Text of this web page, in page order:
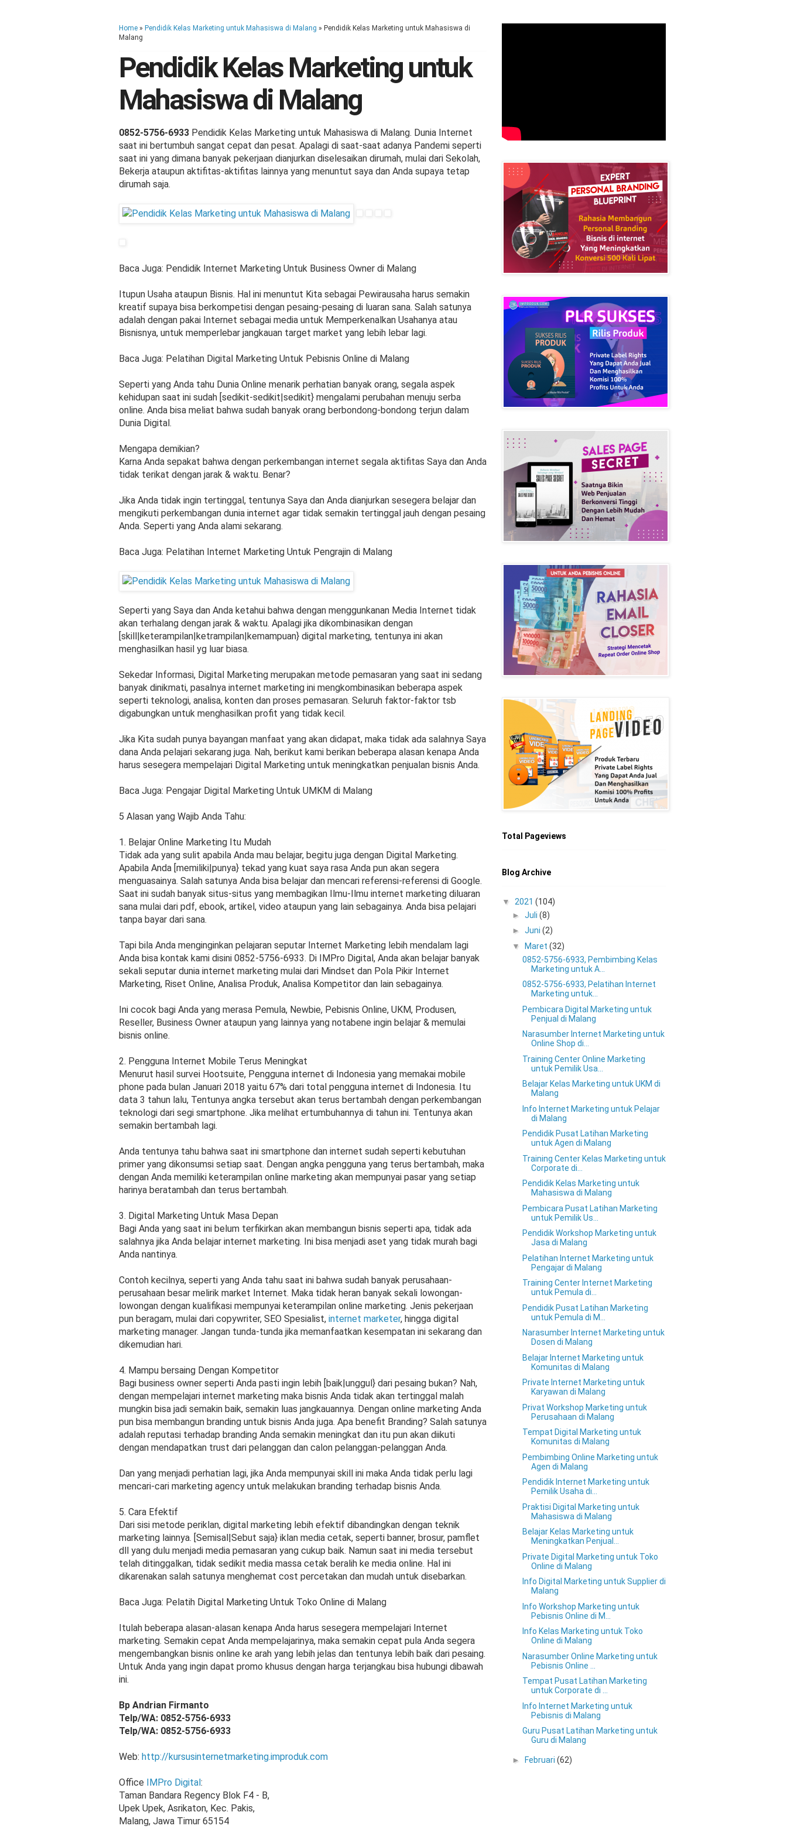
Home » Pendidik Kelas Marketing untuk Mahasiswa di Malang » Pendidik Kelas Marketing untuk Mahasiswa di
Malang
Pendidik Kelas Marketing untuk
Mahasiswa di Malang
0852-5756-6933 Pendidik Kelas Marketing untuk Mahasiswa di Malang. Dunia Internet
saat ini bertumbuh sangat cepat dan pesat. Apalagi di saat-saat adanya Pandemi seperti
saat ini yang dimana banyak pekerjaan dianjurkan diselesaikan dirumah, mulai dari Sekolah,
Bekerja ataupun aktifitas-aktifitas lainnya yang menuntut saya dan Anda supaya tetap
dirumah saja.
Baca Juga: Pendidik Internet Marketing Untuk Business Owner di Malang
Itupun Usaha ataupun Bisnis. Hal ini menuntut Kita sebagai Pewirausaha harus semakin
kreatif supaya bisa berkompetisi dengan pesaing-pesaing di luaran sana. Salah satunya
adalah dengan pakai Internet sebagai media untuk Memperkenalkan Usahanya atau
Bisnisnya, untuk memperlebar jangkauan target market yang lebih lebar lagi.
Baca Juga: Pelatihan Digital Marketing Untuk Pebisnis Online di Malang
Seperti yang Anda tahu Dunia Online menarik perhatian banyak orang, segala aspek
kehidupan saat ini sudah [sedikit-sedikit|sedikit} mengalami perubahan menuju serba
online. Anda bisa meliat bahwa sudah banyak orang berbondong-bondong terjun dalam
Dunia Digital.
Mengapa demikian?
Karna Anda sepakat bahwa dengan perkembangan internet segala aktifitas Saya dan Anda
tidak terikat dengan jarak & waktu. Benar?
Jika Anda tidak ingin tertinggal, tentunya Saya dan Anda dianjurkan sesegera belajar dan
mengikuti perkembangan dunia internet agar tidak semakin tertinggal jauh dengan pesaing
Anda. Seperti yang Anda alami sekarang.
Baca Juga: Pelatihan Internet Marketing Untuk Pengrajin di Malang
Seperti yang Saya dan Anda ketahui bahwa dengan menggunkanan Media Internet tidak
akan terhalang dengan jarak & waktu. Apalagi jika dikombinasikan dengan
[skill|keterampilan|ketrampilan|kemampuan} digital marketing, tentunya ini akan
menghasilkan hasil yg luar biasa.
Sekedar Informasi, Digital Marketing merupakan metode pemasaran yang saat ini sedang
banyak dinikmati, pasalnya internet marketing ini mengkombinasikan beberapa aspek
seperti teknologi, analisa, konten dan proses pemasaran. Seluruh faktor-faktor tsb
digabungkan untuk menghasilkan profit yang tidak kecil.
Jika Kita sudah punya bayangan manfaat yang akan didapat, maka tidak ada salahnya Saya
dana Anda pelajari sekarang juga. Nah, berikut kami berikan beberapa alasan kenapa Anda
harus sesegera mempelajari Digital Marketing untuk meningkatkan penjualan bisnis Anda.
Baca Juga: Pengajar Digital Marketing Untuk UMKM di Malang
5 Alasan yang Wajib Anda Tahu:
1. Belajar Online Marketing Itu Mudah
Tidak ada yang sulit apabila Anda mau belajar, begitu juga dengan Digital Marketing.
Apabila Anda [memiliki|punya} tekad yang kuat saya rasa Anda pun akan segera
menguasainya. Salah satunya Anda bisa belajar dan mencari referensi-referensi di Google.
Saat ini sudah banyak situs-situs yang membagikan Ilmu-Ilmu internet marketing diluaran
sana mulai dari pdf, ebook, artikel, video ataupun yang lain sebagainya. Anda bisa pelajari
tanpa bayar dari sana.
Tapi bila Anda menginginkan pelajaran seputar Internet Marketing lebih mendalam lagi
Anda bisa kontak kami disini 0852-5756-6933. Di IMPro Digital, Anda akan belajar banyak
sekali seputar dunia internet marketing mulai dari Mindset dan Pola Pikir Internet
Marketing, Riset Online, Analisa Produk, Analisa Kompetitor dan lain sebagainya.
Ini cocok bagi Anda yang merasa Pemula, Newbie, Pebisnis Online, UKM, Produsen,
Reseller, Business Owner ataupun yang lainnya yang notabene ingin belajar & memulai
bisnis online.
2. Pengguna Internet Mobile Terus Meningkat
Menurut hasil survei Hootsuite, Pengguna internet di Indonesia yang memakai mobile
phone pada bulan Januari 2018 yaitu 67% dari total pengguna internet di Indonesia. Itu
data 3 tahun lalu, Tentunya angka tersebut akan terus bertambah dengan perkembangan
teknologi dari segi smartphone. Jika melihat ertumbuhannya di tahun ini. Tentunya akan
semakin bertambah lagi.
Anda tentunya tahu bahwa saat ini smartphone dan internet sudah seperti kebutuhan
primer yang dikonsumsi setiap saat. Dengan angka pengguna yang terus bertambah, maka
dengan Anda memiliki keterampilan online marketing akan mempunyai pasar yang setiap
harinya beratambah dan terus bertambah.
3. Digital Marketing Untuk Masa Depan
Bagi Anda yang saat ini belum terfikirkan akan membangun bisnis seperti apa, tidak ada
salahnya jika Anda belajar internet marketing. Ini bisa menjadi aset yang tidak murah bagi
Anda nantinya.
Contoh kecilnya, seperti yang Anda tahu saat ini bahwa sudah banyak perusahaan-
perusahaan besar melirik market Internet. Maka tidak heran banyak sekali lowongan-
lowongan dengan kualifikasi mempunyai keterampilan online marketing. Jenis pekerjaan
pun beragam, mulai dari copywriter, SEO Spesialist, internet marketer, hingga digital
marketing manager. Jangan tunda-tunda jika memanfaatkan kesempatan ini sekarang dan
dikemudian hari.
4. Mampu bersaing Dengan Kompetitor
Bagi business owner seperti Anda pasti ingin lebih [baik|unggul} dari pesaing bukan? Nah,
dengan mempelajari internet marketing maka bisnis Anda tidak akan tertinggal malah
mungkin bisa jadi semakin baik, semakin luas jangkauannya. Dengan online marketing Anda
pun bisa membangun branding untuk bisnis Anda juga. Apa benefit Branding? Salah satunya
adalah reputasi terhadap branding Anda semakin meningkat dan itu pun akan diikuti
dengan mendapatkan trust dari pelanggan dan calon pelanggan-pelanggan Anda.
Dan yang menjadi perhatian lagi, jika Anda mempunyai skill ini maka Anda tidak perlu lagi
mencari-cari marketing agency untuk melakukan branding terhadap bisnis Anda.
5. Cara Efektif
Dari sisi metode periklan, digital marketing lebih efektif dibandingkan dengan teknik
marketing lainnya. [Semisal|Sebut saja} iklan media cetak, seperti banner, brosur, pamflet
dll yang dulu menjadi media pemasaran yang cukup baik. Namun saat ini media tersebut
telah ditinggalkan, tidak sedikit media massa cetak beralih ke media online. Hal ini
dikarenakan salah satunya menghemat cost percetakan dan mudah untuk disebarkan.
Baca Juga: Pelatih Digital Marketing Untuk Toko Online di Malang
Itulah beberapa alasan-alasan kenapa Anda harus sesegera mempelajari Internet
marketing. Semakin cepat Anda mempelajarinya, maka semakin cepat pula Anda segera
mengembangkan bisnis online ke arah yang lebih jelas dan tentunya lebih baik dari pesaing.
Untuk Anda yang ingin dapat promo khusus dengan harga terjangkau bisa hubungi dibawah
ini.
Bp Andrian Firmanto
Telp/WA: 0852-5756-6933
Telp/WA: 0852-5756-6933
Web: http://kursusinternetmarketing.improduk.com
Office IMPro Digital:
Taman Bandara Regency Blok F4 - B,
Upek Upek, Asrikaton, Kec. Pakis,
Malang, Jawa Timur 65154
Total Pageviews
Blog Archive
▼ 2021 (104)
► Juli (8)
► Juni (2)
▼ Maret (32)
0852-5756-6933, Pembimbing Kelas
Marketing untuk A...
0852-5756-6933, Pelatihan Internet
Marketing untuk...
Pembicara Digital Marketing untuk
Penjual di Malang
Narasumber Internet Marketing untuk
Online Shop di...
Training Center Online Marketing
untuk Pemilik Usa...
Belajar Kelas Marketing untuk UKM di
Malang
Info Internet Marketing untuk Pelajar
di Malang
Pendidik Pusat Latihan Marketing
untuk Agen di Malang
Training Center Kelas Marketing untuk
Corporate di...
Pendidik Kelas Marketing untuk
Mahasiswa di Malang
Pembicara Pusat Latihan Marketing
untuk Pemilik Us...
Pendidik Workshop Marketing untuk
Jasa di Malang
Pelatihan Internet Marketing untuk
Pengajar di Malang
Training Center Internet Marketing
untuk Pemula di...
Pendidik Pusat Latihan Marketing
untuk Pemula di M...
Narasumber Internet Marketing untuk
Dosen di Malang
Belajar Internet Marketing untuk
Komunitas di Malang
Private Internet Marketing untuk
Karyawan di Malang
Privat Workshop Marketing untuk
Perusahaan di Malang
Tempat Digital Marketing untuk
Komunitas di Malang
Pembimbing Online Marketing untuk
Agen di Malang
Pendidik Internet Marketing untuk
Pemilik Usaha di...
Praktisi Digital Marketing untuk
Mahasiswa di Malang
Belajar Kelas Marketing untuk
Meningkatkan Penjual...
Private Digital Marketing untuk Toko
Online di Malang
Info Digital Marketing untuk Supplier di
Malang
Info Workshop Marketing untuk
Pebisnis Online di M...
Info Kelas Marketing untuk Toko
Online di Malang
Narasumber Online Marketing untuk
Pebisnis Online ...
Tempat Pusat Latihan Marketing
untuk Corporate di ...
Info Internet Marketing untuk
Pebisnis di Malang
Guru Pusat Latihan Marketing untuk
Guru di Malang
► Februari (62)